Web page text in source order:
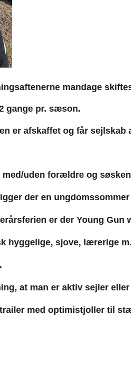
mandage
gange pr. sæson.
er afskaffet og får sejlskab
uden forældre og
der en
er der Young Gun
hyggelige, sjove, lærerige
at man er aktiv sejler
med optimistjoller til